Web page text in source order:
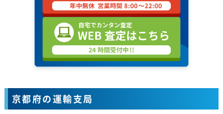
京都府の運輸支局